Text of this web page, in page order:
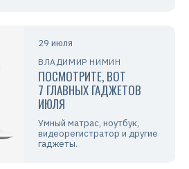
29 июля
ВЛАДИМИР НИМИН
ПОСМОТРИТЕ, ВОТ
7 ГЛАВНЫХ ГАДЖЕТОВ
ИЮЛЯ
Умный матрас, ноутбук,
видеорегистратор и другие
гаджеты.